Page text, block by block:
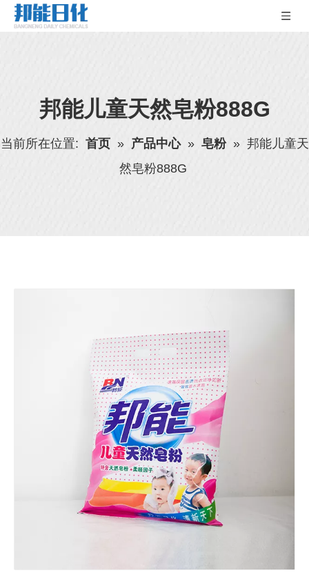
邦能儿童天然皂粉888G
当前所在位置: 首页 » 产品中心 » 皂粉 » 邦能儿童天
然皂粉888G